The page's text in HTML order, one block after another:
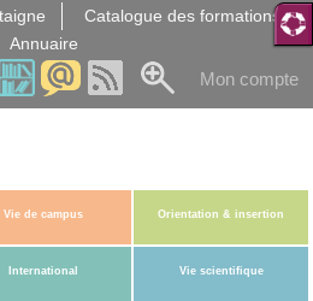
Catalogue des formations
Annuaire
Mon compte
Vie de campus Orientation & insertion
International Vie scientifique